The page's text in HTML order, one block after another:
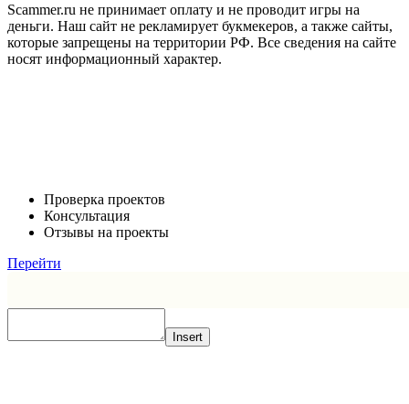
Scammer.ru не принимает оплату и не проводит игры на
деньги. Наш сайт не рекламирует букмекеров, а также сайты,
которые запрещены на территории РФ. Все сведения на сайте
носят информационный характер.
Проверка проектов
Консультация
Отзывы на проекты
Перейти
Insert